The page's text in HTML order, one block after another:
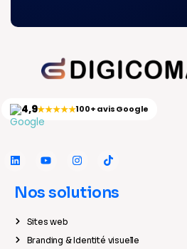
4,9★★★★★100+ avis Google
Nos solutions
Sites web
Branding & Identité visuelle